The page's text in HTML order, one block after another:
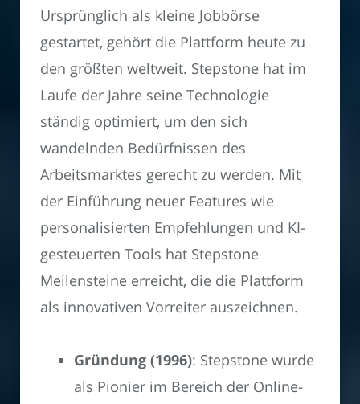
Ursprünglich als kleine Jobbörse
gestartet, gehört die Plattform heute zu
den größten weltweit. Stepstone hat im
Laufe der Jahre seine Technologie
ständig optimiert, um den sich
wandelnden Bedürfnissen des
Arbeitsmarktes gerecht zu werden. Mit
der Einführung neuer Features wie
personalisierten Empfehlungen und KI-
gesteuerten Tools hat Stepstone
Meilensteine erreicht, die die Plattform
als innovativen Vorreiter auszeichnen.
Gründung (1996): Stepstone wurde
als Pionier im Bereich der Online-